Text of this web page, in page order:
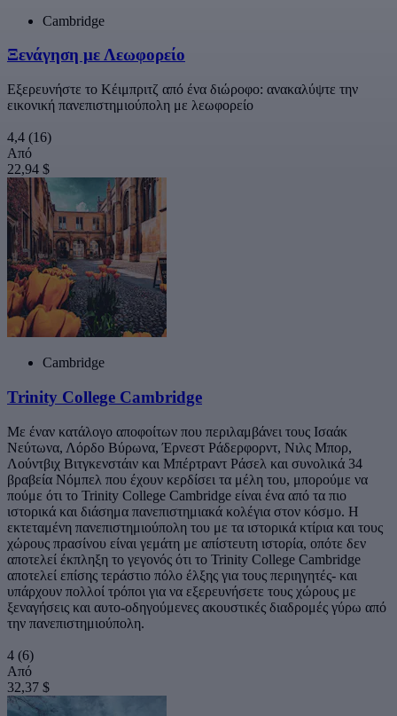
Cambridge
Ξενάγηση με Λεωφορείο
Εξερευνήστε το Κέιμπριτζ από ένα διώροφο: ανακαλύψτε την
εικονική πανεπιστημιούπολη με λεωφορείο
4,4 (16)
Από
22,94 $
Cambridge
Trinity College Cambridge
Με έναν κατάλογο αποφοίτων που περιλαμβάνει τους Ισαάκ
Νεύτωνα, Λόρδο Βύρωνα, Έρνεστ Ράδερφορντ, Νιλς Μπορ,
Λούντβιχ Βιτγκενστάιν και Μπέρτραντ Ράσελ και συνολικά 34
βραβεία Νόμπελ που έχουν κερδίσει τα μέλη του, μπορούμε να
πούμε ότι το Trinity College Cambridge είναι ένα από τα πιο
ιστορικά και διάσημα πανεπιστημιακά κολέγια στον κόσμο. Η
εκτεταμένη πανεπιστημιούπολη του με τα ιστορικά κτίρια και τους
χώρους πρασίνου είναι γεμάτη με απίστευτη ιστορία, οπότε δεν
αποτελεί έκπληξη το γεγονός ότι το Trinity College Cambridge
αποτελεί επίσης τεράστιο πόλο έλξης για τους περιηγητές- και
υπάρχουν πολλοί τρόποι για να εξερευνήσετε τους χώρους με
ξεναγήσεις και αυτο-οδηγούμενες ακουστικές διαδρομές γύρω από
την πανεπιστημιούπολη.
4 (6)
Από
32,37 $